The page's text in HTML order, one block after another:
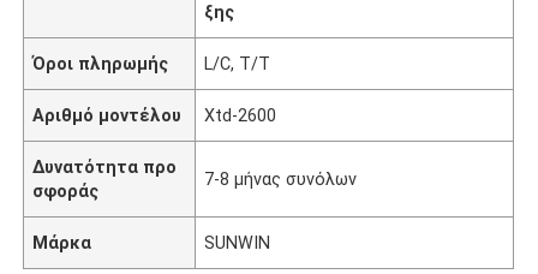
ξης
Όροι πληρωμής L/C, T/T
Αριθμό μοντέλου Xtd-2600
Δυνατότητα προ
σφοράς
7-8 μήνας συνόλων
Μάρκα SUNWIN